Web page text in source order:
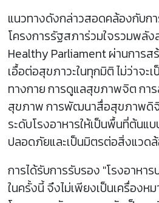
แนวทางดังกล่าวสอดคล้องกับก
โครงการรัฐสภาร่วมใจรวมพลั
Healthy Parliament ผ่านการ
เอื้อต่อสุขภาวะในทุกมิติ ไม่ว่าจะ
ทางกาย การดูแลสุขภาพจิต กา
สุขภาพ การพัฒนาสื่อสุขภาพดิ
ระดับโรงอาหารให้เป็นพื้นที่ต้นแ
ปลอดภัยและเป็นมิตรต่อสิ่งแวด
การได้รับการรับรอง "โรงอาหา
ในครั้งนี้ จึงไม่เพียงเป็นเครื่อง